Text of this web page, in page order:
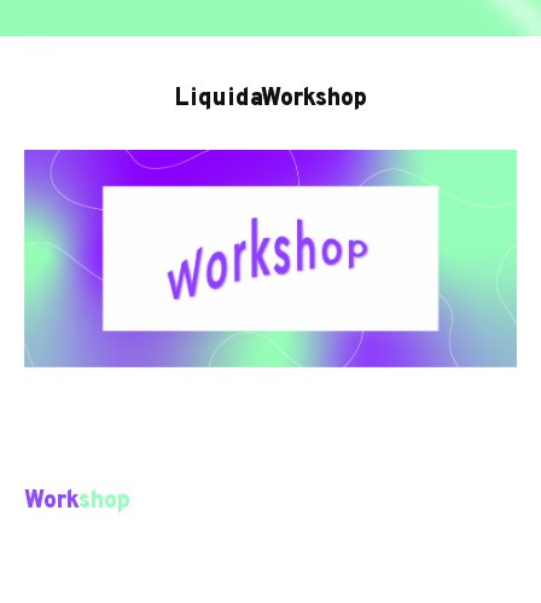
LiquidaWorkshop
Workshop